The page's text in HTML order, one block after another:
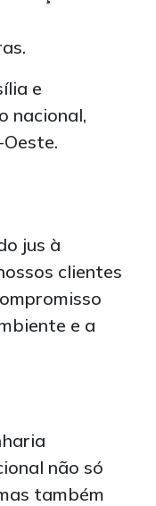
e
nacional,
jus à
clientes
e a
não só
também